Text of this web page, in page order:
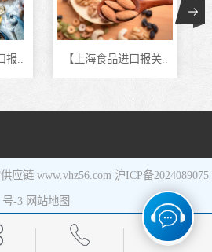
报.. 【上海食品进口报关..
应链 www.vhz56.com 沪ICP备2024089075
号-3 网站地图